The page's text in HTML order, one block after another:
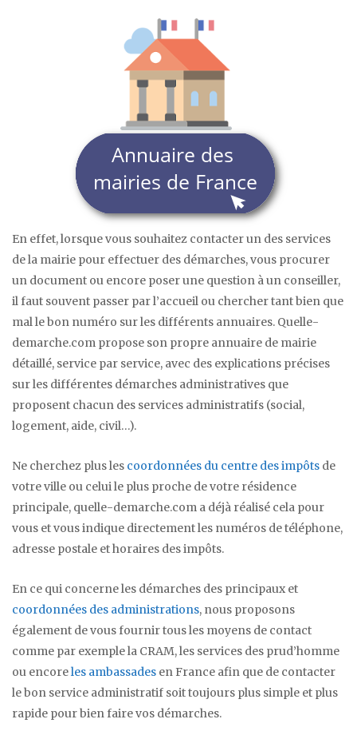
En effet, lorsque vous souhaitez contacter un des services
de la mairie pour effectuer des démarches, vous procurer
un document ou encore poser une question à un conseiller,
il faut souvent passer par l’accueil ou chercher tant bien que
mal le bon numéro sur les différents annuaires. Quelle-
demarche.com propose son propre annuaire de mairie
détaillé, service par service, avec des explications précises
sur les différentes démarches administratives que
proposent chacun des services administratifs (social,
logement, aide, civil…).
Ne cherchez plus les coordonnées du centre des impôts de
votre ville ou celui le plus proche de votre résidence
principale, quelle-demarche.com a déjà réalisé cela pour
vous et vous indique directement les numéros de téléphone,
adresse postale et horaires des impôts.
En ce qui concerne les démarches des principaux et
coordonnées des administrations, nous proposons
également de vous fournir tous les moyens de contact
comme par exemple la CRAM, les services des prud’homme
ou encoreles ambassades en France afin que de contacter
le bon service administratif soit toujours plus simple et plus
rapide pour bien faire vos démarches.